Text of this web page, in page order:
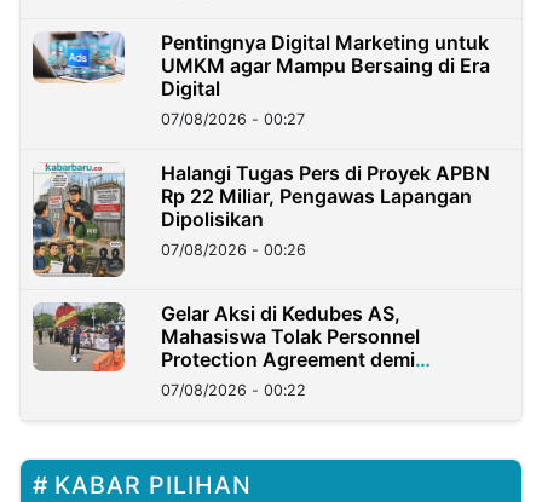
Pentingnya Digital Marketing untuk
UMKM agar Mampu Bersaing di Era
Digital
07/08/2026 - 00:27
Halangi Tugas Pers di Proyek APBN
Rp 22 Miliar, Pengawas Lapangan
Dipolisikan
07/08/2026 - 00:26
Gelar Aksi di Kedubes AS,
Mahasiswa Tolak Personnel
Protection Agreement demi
Kedaulatan Negara
07/08/2026 - 00:22
KABAR PILIHAN